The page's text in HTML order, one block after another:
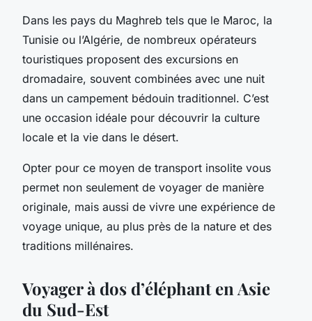
Dans les pays du Maghreb tels que le Maroc, la
Tunisie ou l’Algérie, de nombreux opérateurs
touristiques proposent des excursions en
dromadaire, souvent combinées avec une nuit
dans un campement bédouin traditionnel. C’est
une occasion idéale pour découvrir la culture
locale et la vie dans le désert.
Opter pour ce moyen de transport insolite vous
permet non seulement de voyager de manière
originale, mais aussi de vivre une expérience de
voyage unique, au plus près de la nature et des
traditions millénaires.
Voyager à dos d’éléphant en Asie
du Sud-Est